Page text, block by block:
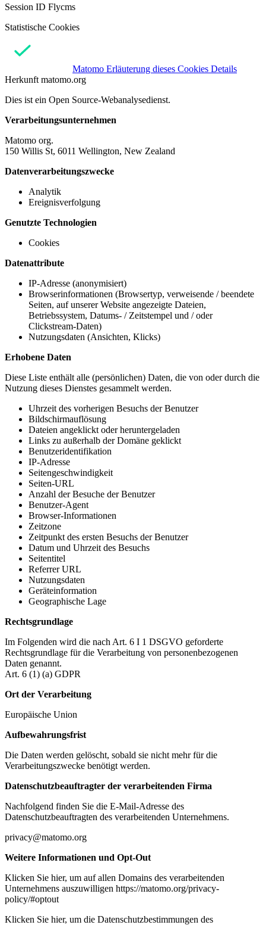
Session ID Flycms
Statistische Cookies
Matomo Erläuterung dieses Cookies Details
Herkunft matomo.org
Dies ist ein Open Source-Webanalysedienst.
Verarbeitungsunternehmen
Matomo org.
150 Willis St, 6011 Wellington, New Zealand
Datenverarbeitungszwecke
Analytik
Ereignisverfolgung
Genutzte Technologien
Cookies
Datenattribute
IP-Adresse (anonymisiert)
Browserinformationen (Browsertyp, verweisende / beendete
Seiten, auf unserer Website angezeigte Dateien,
Betriebssystem, Datums- / Zeitstempel und / oder
Clickstream-Daten)
Nutzungsdaten (Ansichten, Klicks)
Erhobene Daten
Diese Liste enthält alle (persönlichen) Daten, die von oder durch die
Nutzung dieses Dienstes gesammelt werden.
Uhrzeit des vorherigen Besuchs der Benutzer
Bildschirmauflösung
Dateien angeklickt oder heruntergeladen
Links zu außerhalb der Domäne geklickt
Benutzeridentifikation
IP-Adresse
Seitengeschwindigkeit
Seiten-URL
Anzahl der Besuche der Benutzer
Benutzer-Agent
Browser-Informationen
Zeitzone
Zeitpunkt des ersten Besuchs der Benutzer
Datum und Uhrzeit des Besuchs
Seitentitel
Referrer URL
Nutzungsdaten
Geräteinformation
Geographische Lage
Rechtsgrundlage
Im Folgenden wird die nach Art. 6 I 1 DSGVO geforderte
Rechtsgrundlage für die Verarbeitung von personenbezogenen
Daten genannt.
Art. 6 (1) (a) GDPR
Ort der Verarbeitung
Europäische Union
Aufbewahrungsfrist
Die Daten werden gelöscht, sobald sie nicht mehr für die
Verarbeitungszwecke benötigt werden.
Datenschutzbeauftragter der verarbeitenden Firma
Nachfolgend finden Sie die E-Mail-Adresse des
Datenschutzbeauftragten des verarbeitenden Unternehmens.
privacy@matomo.org
Weitere Informationen und Opt-Out
Klicken Sie hier, um auf allen Domains des verarbeitenden
Unternehmens auszuwilligen https://matomo.org/privacy-
policy/#optout
Klicken Sie hier, um die Datenschutzbestimmungen des